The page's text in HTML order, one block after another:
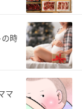
時
マ